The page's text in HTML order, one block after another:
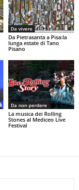
Da vivere
Da Pietrasanta a Pisa:la
lunga estate di Tano
Pisano
Da non perdere
La musica dei Rolling
Stones al Mediceo Live
Festival